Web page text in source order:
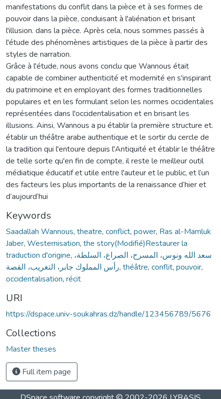
manifestations du conflit dans la pièce et à ses formes de
pouvoir dans la pièce, conduisant à l'aliénation et brisant
l'illusion. dans la pièce. Après cela, nous sommes passés à
l'étude des phénomènes artistiques de la pièce à partir des
styles de narration.
Grâce à l'étude, nous avons conclu que Wannous était
capable de combiner authenticité et modernité en s'inspirant
du patrimoine et en employant des formes traditionnelles
populaires et en les formulant selon les normes occidentales
représentées dans l'occidentalisation et en brisant les
illusions. Ainsi, Wannous a pu établir la première structure et.
établir un théâtre arabe authentique et le sortir du cercle de
la tradition qui l'entoure depuis l'Antiquité et établir le théâtre
de telle sorte qu'en fin de compte, il reste le meilleur outil
médiatique éducatif et utile entre l'auteur et le public, et l’un
des facteurs les plus importants de la renaissance d’hier et
d’aujourd’hui
Keywords
Saadallah Wannous, theatre, conflict, power, Ras al-Mamluk
Jaber, Westernisation, the story(Modifié)Restaurer la
traduction d'origine, سعد الله ونوس، المسرح، الصراع، السلطة،
رأس المملوك جابر، التغريب، القصة, théâtre, conflit, pouvoir,
occidentalisation, récit
URI
https://dspace.univ-soukahras.dz/handle/123456789/5676
Collections
Master theses
Full item page